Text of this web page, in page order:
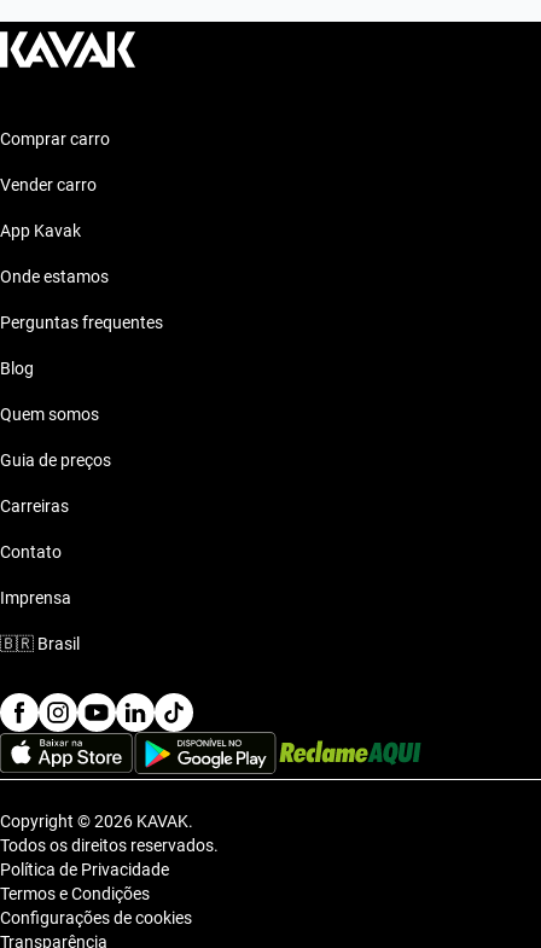
Comprar carro
Vender carro
App Kavak
Onde estamos
Perguntas frequentes
Blog
Quem somos
Guia de preços
Carreiras
Contato
Imprensa
🇧🇷 Brasil
Copyright © 2026 KAVAK.
Todos os direitos reservados.
Política de Privacidade
Termos e Condições
Configurações de cookies
Transparência